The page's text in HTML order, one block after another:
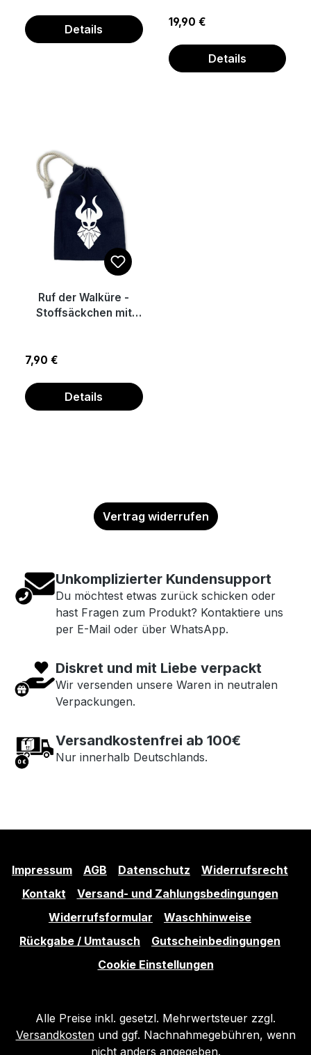
Details
Regulärer Preis:
19,90 €
Details
Ruf der Walküre -
Stoffsäckchen mit
Regulärer Preis:
7,90 €
Details
Vertrag widerrufen
Unkomplizierter Kundensupport
Du möchtest etwas zurück schicken oder
hast Fragen zum Produkt? Kontaktiere uns
per E-Mail oder über WhatsApp.
Diskret und mit Liebe verpackt
Wir versenden unsere Waren in neutralen
Verpackungen.
Versandkostenfrei ab 100€
Nur innerhalb Deutschlands.
Impressum AGB Datenschutz
Widerrufsrecht
Kontakt
Versand- und Zahlungsbedingungen
Widerrufsformular
Waschhinweise
Rückgabe / Umtausch
Gutscheinbedingungen
Cookie Einstellungen
Alle Preise inkl. gesetzl. Mehrwertsteuer zzgl.
Versandkostenund ggf. Nachnahmegebühren, wenn
nicht anders angegeben.